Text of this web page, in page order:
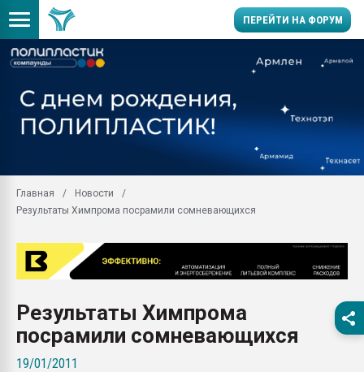
ПЕРЕЙТИ НА ФОРУМ
заводу пластмасс"
28.07.2026
28.07.2026
ситуацией на
Главная
Новости
Результаты Химпрома посрамили сомневающихся
Результаты Химпрома
посрамили сомневающихся
19/01/2011